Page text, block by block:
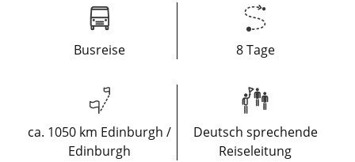
Busreise 8 Tage
ca. 1050 km Edinburgh /
Edinburgh
Deutsch sprechende
Reiseleitung